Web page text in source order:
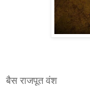
बैस राजपूत वंश